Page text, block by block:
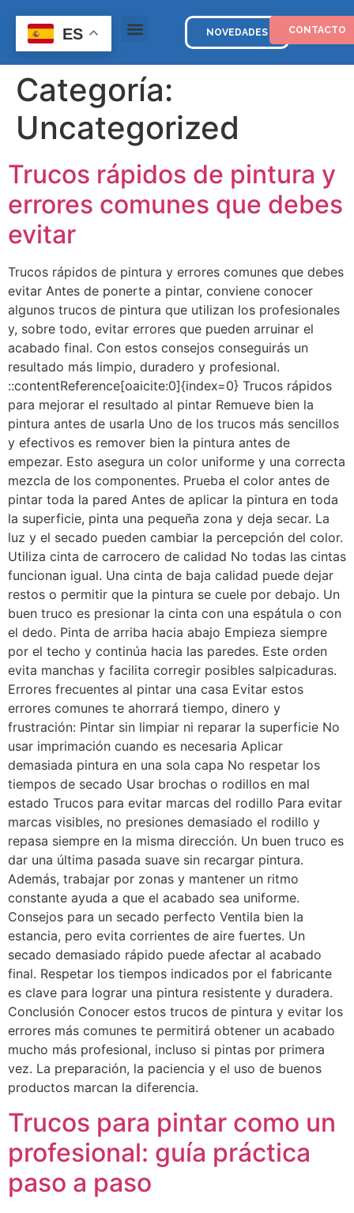
NOVEDADES CONTACTO
Categoría:
Uncategorized
Trucos rápidos de pintura y
errores comunes que debes
evitar
Trucos rápidos de pintura y errores comunes que debes
evitar Antes de ponerte a pintar, conviene conocer
algunos trucos de pintura que utilizan los profesionales
y, sobre todo, evitar errores que pueden arruinar el
acabado final. Con estos consejos conseguirás un
resultado más limpio, duradero y profesional.
::contentReference[oaicite:0]{index=0} Trucos rápidos
para mejorar el resultado al pintar Remueve bien la
pintura antes de usarla Uno de los trucos más sencillos
y efectivos es remover bien la pintura antes de
empezar. Esto asegura un color uniforme y una correcta
mezcla de los componentes. Prueba el color antes de
pintar toda la pared Antes de aplicar la pintura en toda
la superficie, pinta una pequeña zona y deja secar. La
luz y el secado pueden cambiar la percepción del color.
Utiliza cinta de carrocero de calidad No todas las cintas
funcionan igual. Una cinta de baja calidad puede dejar
restos o permitir que la pintura se cuele por debajo. Un
buen truco es presionar la cinta con una espátula o con
el dedo. Pinta de arriba hacia abajo Empieza siempre
por el techo y continúa hacia las paredes. Este orden
evita manchas y facilita corregir posibles salpicaduras.
Errores frecuentes al pintar una casa Evitar estos
errores comunes te ahorrará tiempo, dinero y
frustración: Pintar sin limpiar ni reparar la superficie No
usar imprimación cuando es necesaria Aplicar
demasiada pintura en una sola capa No respetar los
tiempos de secado Usar brochas o rodillos en mal
estado Trucos para evitar marcas del rodillo Para evitar
marcas visibles, no presiones demasiado el rodillo y
repasa siempre en la misma dirección. Un buen truco es
dar una última pasada suave sin recargar pintura.
Además, trabajar por zonas y mantener un ritmo
constante ayuda a que el acabado sea uniforme.
Consejos para un secado perfecto Ventila bien la
estancia, pero evita corrientes de aire fuertes. Un
secado demasiado rápido puede afectar al acabado
final. Respetar los tiempos indicados por el fabricante
es clave para lograr una pintura resistente y duradera.
Conclusión Conocer estos trucos de pintura y evitar los
errores más comunes te permitirá obtener un acabado
mucho más profesional, incluso si pintas por primera
vez. La preparación, la paciencia y el uso de buenos
productos marcan la diferencia.
Trucos para pintar como un
profesional: guía práctica
paso a paso
ES